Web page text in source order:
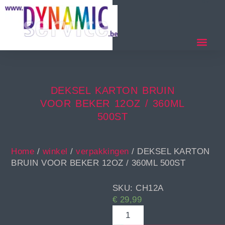
DEKSEL KARTON BRUIN
VOOR BEKER 12OZ / 360ML
500ST
Home / winkel /verpakkingen / DEKSEL KARTON
BRUIN VOOR BEKER 12OZ / 360ML 500ST
SKU: CH12A
€ 29,99